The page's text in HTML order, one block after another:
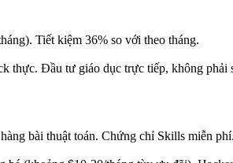
Tiết kiệm 36% so với theo tháng.
thực. Đầu tư giáo dục trực tiếp, không phải
bài thuật toán. Chứng chỉ Skills miễn phí.